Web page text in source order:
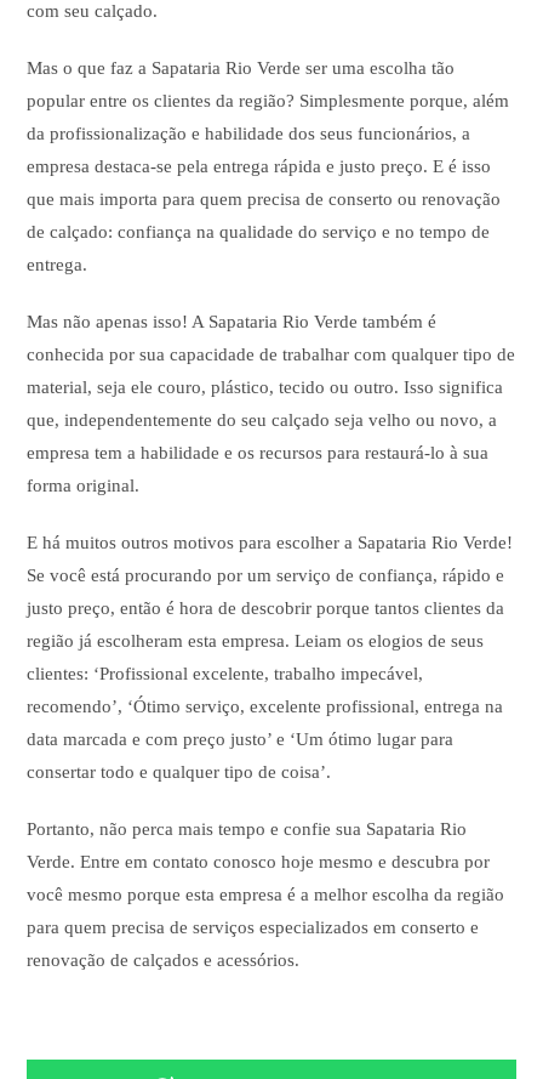
com seu calçado.
Mas o que faz a Sapataria Rio Verde ser uma escolha tão
popular entre os clientes da região? Simplesmente porque, além
da profissionalização e habilidade dos seus funcionários, a
empresa destaca-se pela entrega rápida e justo preço. E é isso
que mais importa para quem precisa de conserto ou renovação
de calçado: confiança na qualidade do serviço e no tempo de
entrega.
Mas não apenas isso! A Sapataria Rio Verde também é
conhecida por sua capacidade de trabalhar com qualquer tipo de
material, seja ele couro, plástico, tecido ou outro. Isso significa
que, independentemente do seu calçado seja velho ou novo, a
empresa tem a habilidade e os recursos para restaurá-lo à sua
forma original.
E há muitos outros motivos para escolher a Sapataria Rio Verde!
Se você está procurando por um serviço de confiança, rápido e
justo preço, então é hora de descobrir porque tantos clientes da
região já escolheram esta empresa. Leiam os elogios de seus
clientes: ‘Profissional excelente, trabalho impecável,
recomendo’, ‘Ótimo serviço, excelente profissional, entrega na
data marcada e com preço justo’ e ‘Um ótimo lugar para
consertar todo e qualquer tipo de coisa’.
Portanto, não perca mais tempo e confie sua Sapataria Rio
Verde. Entre em contato conosco hoje mesmo e descubra por
você mesmo porque esta empresa é a melhor escolha da região
para quem precisa de serviços especializados em conserto e
renovação de calçados e acessórios.